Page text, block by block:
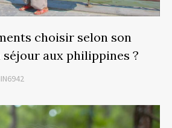
choisir selon son
aux philippines ?